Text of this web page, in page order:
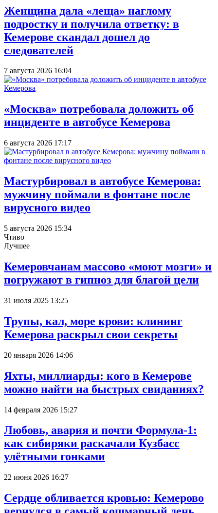
Женщина дала «леща» наглому
подростку и получила ответку: в
Кемерове скандал дошел до
следователей
7 августа 2026 16:04
«Москва» потребовала доложить об
инциденте в автобусе Кемерова
6 августа 2026 17:17
Мастурбировал в автобусе Кемерова:
мужчину поймали в фонтане после
вирусного видео
5 августа 2026 15:34
Чтиво
Лучшее
Кемеровчанам массово «моют мозги» и
погружают в гипноз для благой цели
31 июля 2025 13:25
Трупы, кал, море крови: клининг
Кемерова раскрыл свои секреты
20 января 2026 14:06
Яхты, миллиарды: кого в Кемерове
можно найти на быстрых свиданиях?
14 февраля 2026 15:27
Любовь, авария и почти Формула-1:
как сибиряки раскачали Кузбасс
улётными гонками
22 июня 2026 16:27
Сердце обливается кровью: Кемерово